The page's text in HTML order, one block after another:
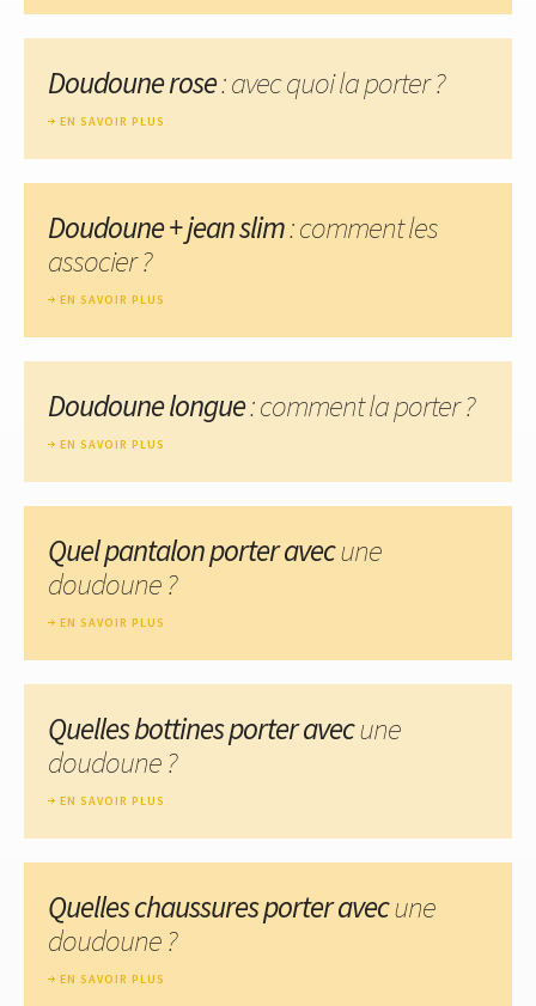
Doudoune rose: avec quoi la porter ?
EN SAVOIR PLUS
Doudoune + jean slim: comment les
associer ?
EN SAVOIR PLUS
Doudoune longue: comment la porter ?
EN SAVOIR PLUS
Quel pantalon porter avecune
doudoune ?
EN SAVOIR PLUS
Quelles bottines porter avecune
doudoune ?
EN SAVOIR PLUS
Quelles chaussures porter avecune
doudoune ?
EN SAVOIR PLUS